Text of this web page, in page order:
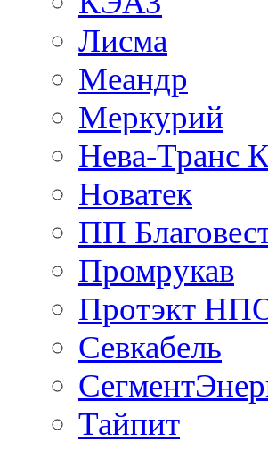
Лисма
Меандр
Меркурий
Нева-Транс
Новатек
ПП
Промрукав
Протэкт
Севкабель
Тайпит